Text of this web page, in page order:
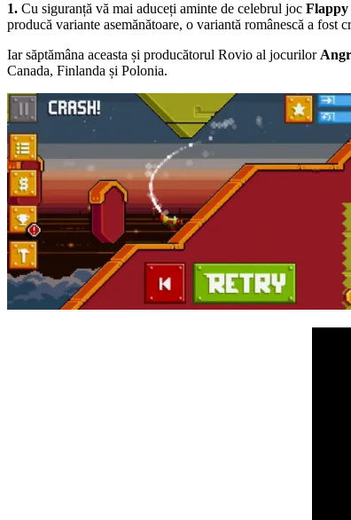
1. Cu siguranță vă mai aduceți aminte de celebrul joc
producă variante asemănătoare, o variantă românescă a fost
Iar săptămâna aceasta și producătorul Rovio al jocurilor
Canada, Finlanda și Polonia.